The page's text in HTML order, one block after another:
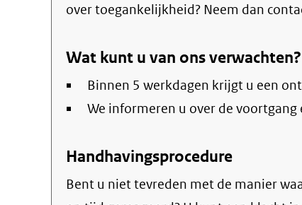
over toegankelijkheid? Neem dan
Wat kunt u van ons verwachten?
Binnen 5 werkdagen krijgt u een
We informeren u over de
Handhavingsprocedure
Bent u niet tevreden met de manier